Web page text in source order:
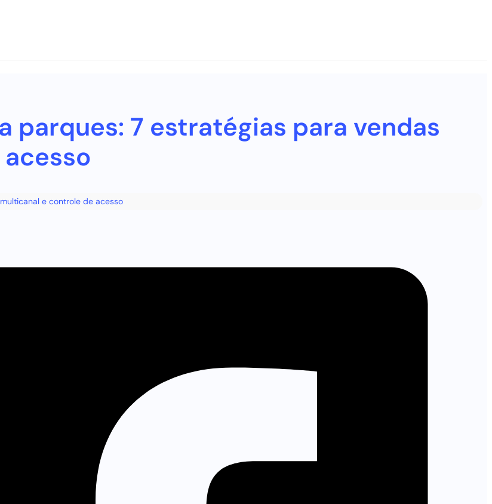
parques: 7 estratégias para vendas
e controle de acesso